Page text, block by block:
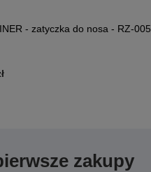
- zatyczka do nosa - RZ-005
zakupy